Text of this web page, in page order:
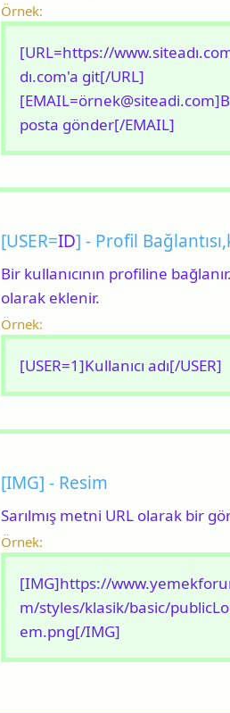
Örnek:
[URL=https://
dı.com'a git[/URL]
[EMAIL=örnek@siteadi.com
posta gönder[/EMAIL]
[USER=ID] - Profil
Bir kullanıcının profiline
olarak eklenir.
Örnek:
[USER=1]Kullanıcı adı[/USER]
[IMG] - Resim
Sarılmış metni URL olarak bir
Örnek:
[IMG]https://
m/styles/klasik/basic/
em.png[/IMG]